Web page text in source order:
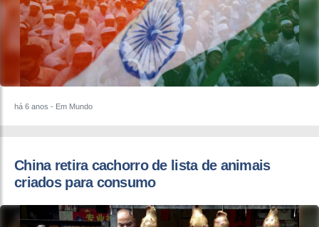
há 6 anos - Em Mundo
China retira cachorro de lista de animais
criados para consumo